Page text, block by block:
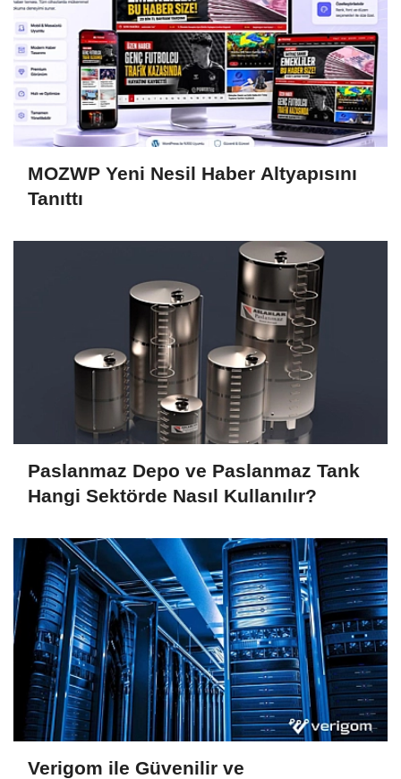
MOZWP Yeni Nesil Haber Altyapısını
Tanıttı
Paslanmaz Depo ve Paslanmaz Tank
Hangi Sektörde Nasıl Kullanılır?
Verigom ile Güvenilir ve